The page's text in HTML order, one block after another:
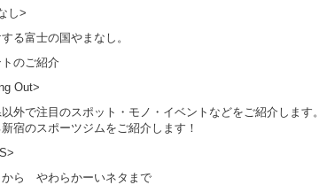
し>
る富士の国やまなし。
のご紹介
Out>
外で注目のスポット・モノ・イベントなどをご紹介します。
宿のスポーツジムをご紹介します！
ら やわらかーいネタまで